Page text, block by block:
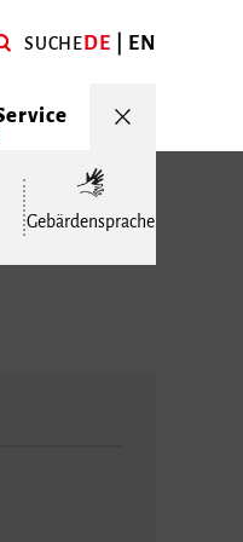
SUCHEDE EN
Gebärdensprache